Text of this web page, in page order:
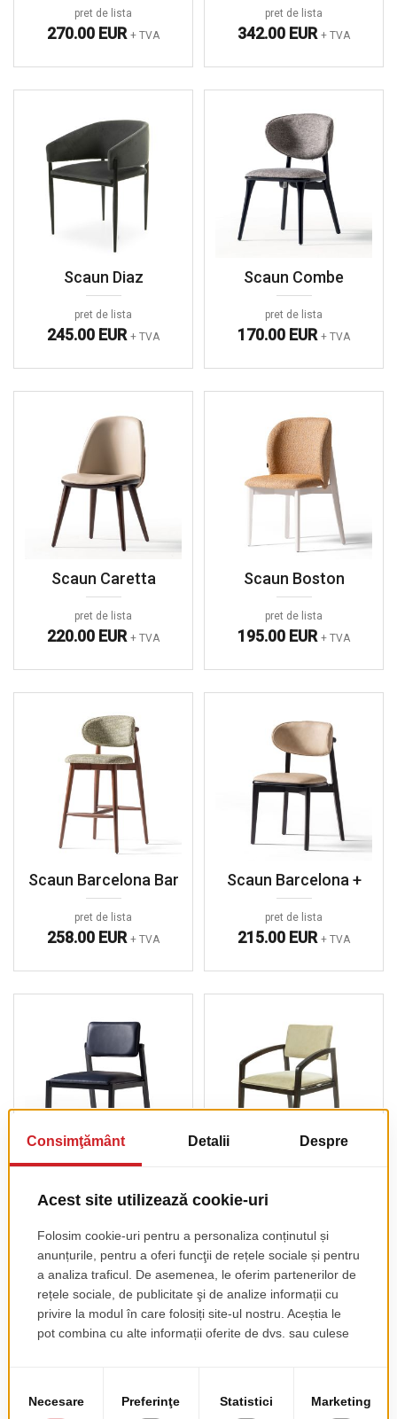
pret de lista
270.00 EUR + TVA
pret de lista
342.00 EUR + TVA
Scaun Diaz
pret de lista
245.00 EUR + TVA
Scaun Combe
pret de lista
170.00 EUR + TVA
Scaun Caretta
pret de lista
220.00 EUR + TVA
Scaun Boston
pret de lista
195.00 EUR + TVA
Scaun Barcelona Bar
pret de lista
258.00 EUR + TVA
Scaun Barcelona +
pret de lista
215.00 EUR + TVA
215.00 EUR+ TVA 231.00 EUR+ TVA
450.00 EUR+ TVA 378.00 EUR+ TVA